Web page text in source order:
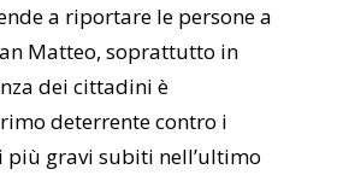
a riportare le persone a
Matteo, soprattutto in
dei cittadini è
deterrente contro i
più gravi subiti nell’ultimo